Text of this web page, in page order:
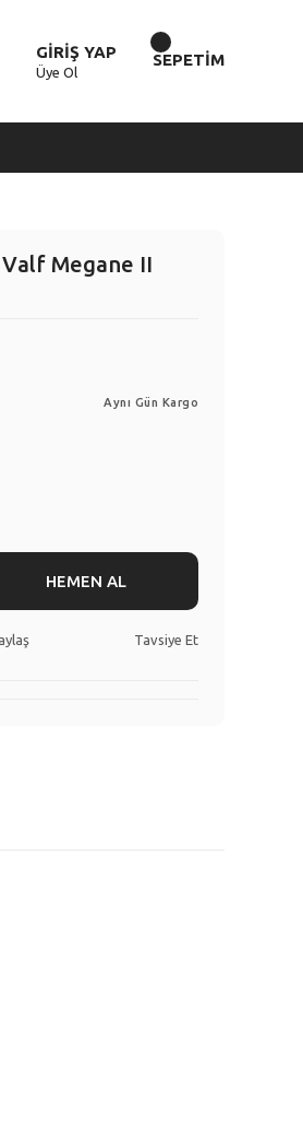
GİRİŞ YAP
Üye Ol
SEPETİM
Megane II
Aynı Gün Kargo
HEMEN AL
Tavsiye Et